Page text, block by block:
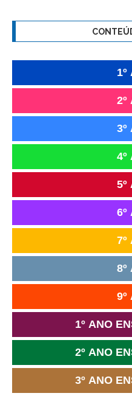
1º
2º
3º
4º
5º
6º
7º
8º
9º
1º ANO
2º ANO
3º ANO